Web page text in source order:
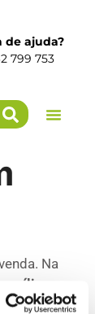
de ajuda?
799 753
Na